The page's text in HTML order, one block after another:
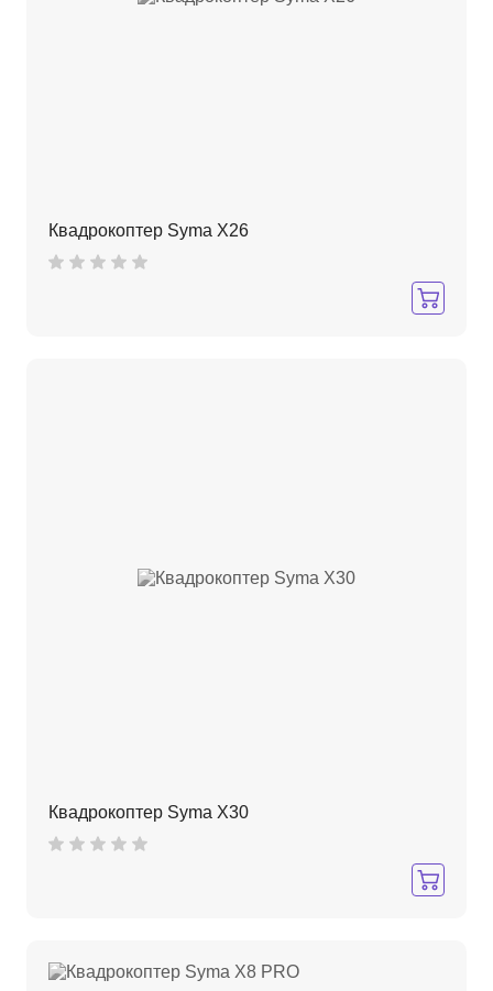
Квадрокоптер Syma X26
Квадрокоптер Syma X30